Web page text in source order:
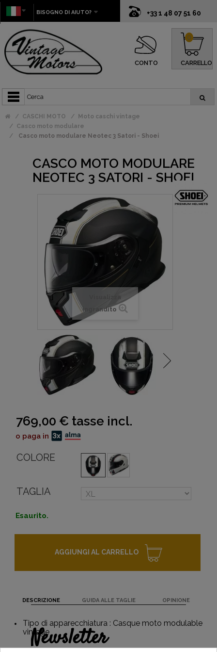
+33 1 48 07 51 60
BISOGNO DI AIUTO?
CONTO CARRELLO
0
CASCHI MOTO
Moto caschi vintage
Casco moto modulare
Casco moto modulare Neotec 3 Satori - Shoei
CASCO MOTO MODULARE
NEOTEC 3 SATORI - SHOEI
ingrandito
769,00 € tasse incl.
o paga in
COLORE
TAGLIA
Esaurito.
AGGIUNGI AL CARRELLO
DESCRIZIONE GUIDA ALLE TAGLIE OPINIONE
Tipo di apparecchiatura : Casque moto modulable
vintage
Newsletter